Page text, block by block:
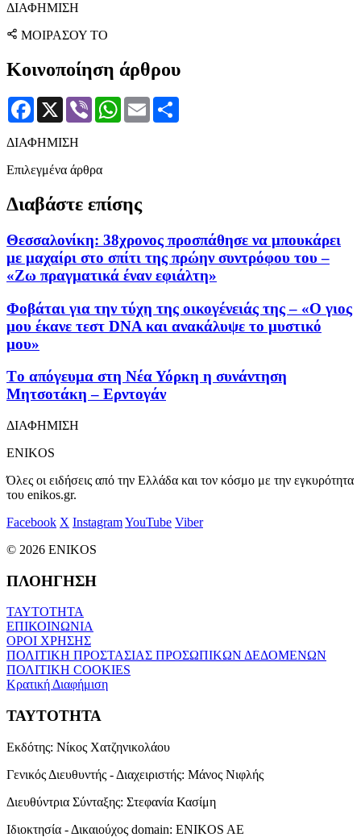
ΔΙΑΦΗΜΙΣΗ
ΜΟΙΡΑΣΟΥ ΤΟ
Κοινοποίηση άρθρου
Facebook
X Viber WhatsApp
Email
ΔΙΑΦΗΜΙΣΗ
Επιλεγμένα άρθρα
Διαβάστε επίσης
Θεσσαλονίκη: 38χρονος προσπάθησε να μπουκάρει
με μαχαίρι στο σπίτι της πρώην συντρόφου του –
«Ζω πραγματικά έναν εφιάλτη»
Φοβάται για την τύχη της οικογένειάς της – «Ο γιος
μου έκανε τεστ DNA και ανακάλυψε το μυστικό
μου»
Tο απόγευμα στη Νέα Υόρκη η συνάντηση
Μητσοτάκη – Ερντογάν
ΔΙΑΦΗΜΙΣΗ
ENIKOS
Όλες οι ειδήσεις από την Ελλάδα και τον κόσμο με την εγκυρότητα
του enikos.gr.
Facebook X InstagramYouTube Viber
© 2026 ENIKOS
ΠΛΟΗΓΗΣΗ
ΤΑΥΤΟΤΗΤΑ
ΕΠΙΚΟΙΝΩΝΙΑ
ΟΡΟΙ ΧΡΗΣΗΣ
ΠΟΛΙΤΙΚΗ ΠΡΟΣΤΑΣΙΑΣ ΠΡΟΣΩΠΙΚΩΝ ΔΕΔΟΜΕΝΩΝ
ΠΟΛΙΤΙΚΗ COOKIES
Κρατική Διαφήμιση
ΤΑΥΤΟΤΗΤΑ
Εκδότης: Νίκος Χατζηνικολάου
Γενικός Διευθυντής - Διαχειριστής: Μάνος Νιφλής
Διευθύντρια Σύνταξης: Στεφανία Κασίμη
Ιδιοκτησία - Δικαιούχος domain: ENIKOS AE